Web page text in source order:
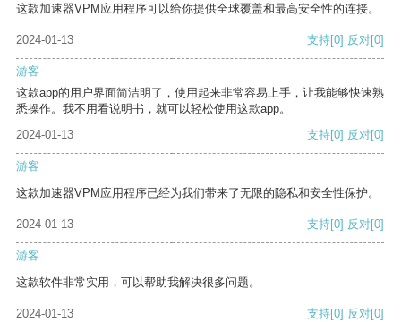
这款加速器VPM应用程序可以给你提供全球覆盖和最高安全性的连接。
2024-01-13 支持[0] 反对[0]
游客
这款app的用户界面简洁明了，使用起来非常容易上手，让我能够快速熟
悉操作。我不用看说明书，就可以轻松使用这款app。
2024-01-13
支持[0] 反对[0]
游客
这款加速器VPM应用程序已经为我们带来了无限的隐私和安全性保护。
2024-01-13 支持[0] 反对[0]
游客
这款软件非常实用，可以帮助我解决很多问题。
2024-01-13 支持[0] 反对[0]